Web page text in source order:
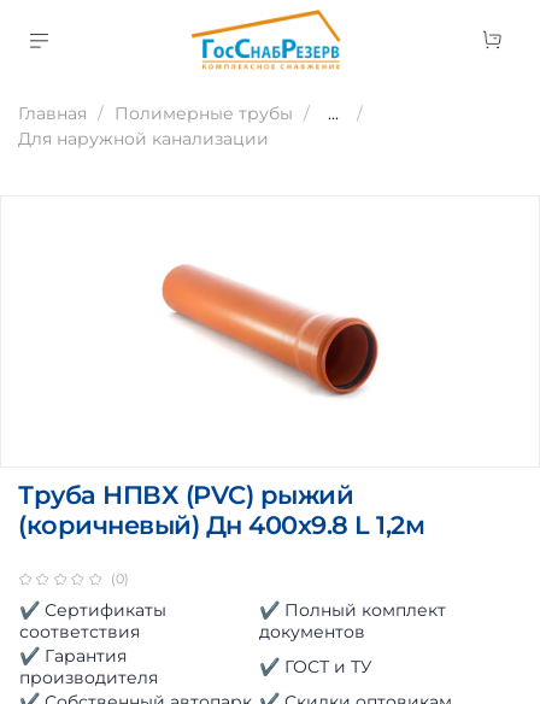
Главная Полимерные трубы
...
Для наружной канализации
(0)
Труба НПВХ (PVC) рыжий
(коричневый) Дн 400х9.8 L 1,2м
✔ Сертификаты
соответствия
✔ Полный комплект
документов
✔ Гарантия
производителя
✔ ГОСТ и ТУ